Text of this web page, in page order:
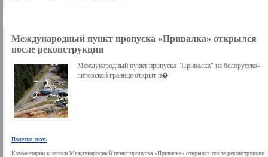
Международный пункт пропуска «Привалка» открылся
после реконструкции
Международный пункт пропуска "Привалка" на белорусско-
литовской границе открыт п�
Полезно знать
Комментарии к записи Международный пункт пропуска «Привалка» открылся после реконструкции